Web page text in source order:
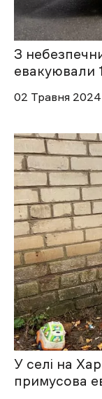
З
евакуювали
02 Травня
У селі на
примусова